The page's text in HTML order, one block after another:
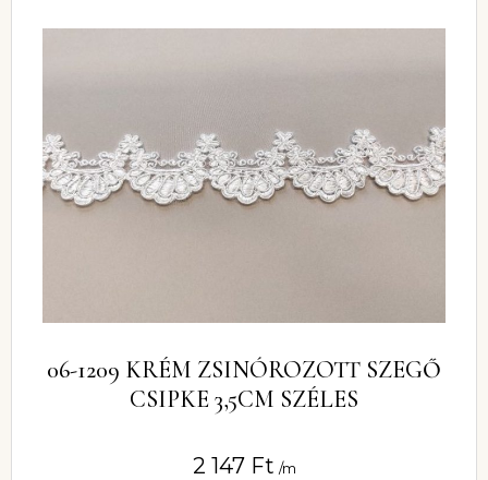
06-1209 KRÉM ZSINÓROZOTT SZEGŐ
CSIPKE 3,5CM SZÉLES
2 147 Ft /m